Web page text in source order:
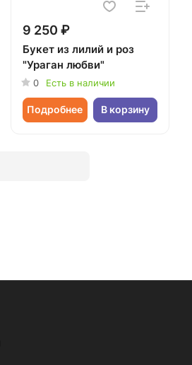
9 250 ₽
Букет из лилий и роз
"Ураган любви"
0 Есть в наличии
Подробнее В корзину